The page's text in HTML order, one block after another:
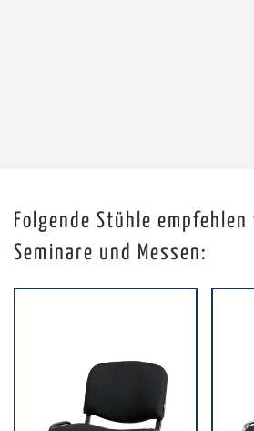
Folgende Stühle
Seminare und Messen: